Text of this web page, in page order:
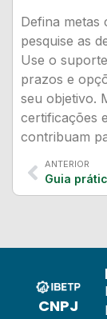
Defina
pesquise as
Use o
prazos e
seu objetivo.
certificações
contribuam
ANTERIOR
CNPJ